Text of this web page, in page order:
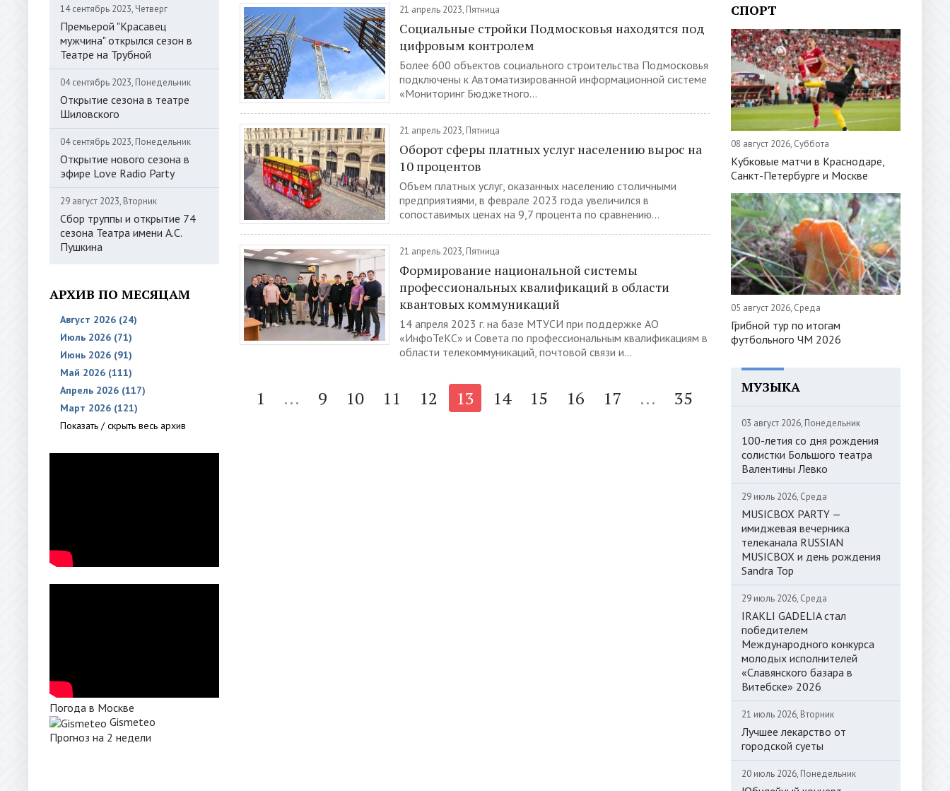
14 сентябрь 2023, Четверг
Премьерой "Красавец
мужчина" открылся сезон в
Театре на Трубной
04 сентябрь 2023, Понедельник
Открытие сезона в театре
Шиловского
04 сентябрь 2023, Понедельник
Открытие нового сезона в
эфире Love Radio Party
29 август 2023, Вторник
Сбор труппы и открытие 74
сезона Театра имени А.С.
Пушкина
АРХИВ ПО МЕСЯЦАМ
Август 2026 (24)
Июль 2026 (71)
Июнь 2026 (91)
Май 2026 (111)
Апрель 2026 (117)
Март 2026 (121)
Показать / скрыть весь архив
Погода в Москве
Gismeteo
Прогноз на 2 недели
21 апрель 2023, Пятница
Социальные стройки Подмосковья находятся под
цифровым контролем
Более 600 объектов социального строительства Подмосковья
подключены к Автоматизированной информационной системе
«Мониторинг Бюджетного...
21 апрель 2023, Пятница
Оборот сферы платных услуг населению вырос на
10 процентов
Объем платных услуг, оказанных населению столичными
предприятиями, в феврале 2023 года увеличился в
сопоставимых ценах на 9,7 процента по сравнению...
21 апрель 2023, Пятница
Формирование национальной системы
профессиональных квалификаций в области
квантовых коммуникаций
14 апреля 2023 г. на базе МТУСИ при поддержке АО
«ИнфоТеКС» и Совета по профессиональным квалификациям в
области телекоммуникаций, почтовой связи и...
1 ... 9 10 11 12 13 14 15 16 17 ... 35
СПОРТ
08 август 2026, Суббота
Кубковые матчи в Краснодаре,
Санкт-Петербурге и Москве
05 август 2026, Среда
Грибной тур по итогам
футбольного ЧМ 2026
МУЗЫКА
03 август 2026, Понедельник
100-летия со дня рождения
солистки Большого театра
Валентины Левко
29 июль 2026, Среда
MUSICBOX PARTY —
имиджевая вечерника
телеканала RUSSIAN
MUSICBOX и день рождения
Sandra Top
29 июль 2026, Среда
IRAKLI GADELIA стал
победителем
Международного конкурса
молодых исполнителей
«Славянского базара в
Витебске» 2026
21 июль 2026, Вторник
Лучшее лекарство от
городской суеты
20 июль 2026, Понедельник